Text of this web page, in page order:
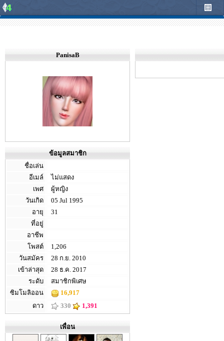
PanisaB
ข้อมูลสมาชิก
ชื่อเล่น
อีเมล์
ไม่แสดง
เพศ
ผู้หญิง
วันเกิด
05 Jul 1995
อายุ
31
ที่อยู่
อาชีพ
โพสต์
1,206
วันสมัคร
28 ก.ย. 2010
เข้าล่าสุด
28 ธ.ค. 2017
ระดับ
สมาชิกพิเศษ
ซิมโมลิออน
16,917
ดาว
330 1,391
เพื่อน